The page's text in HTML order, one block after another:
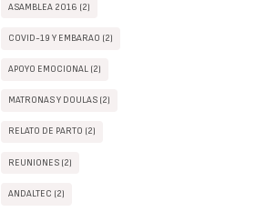
ASAMBLEA 2016 (2)
COVID-19 Y EMBARAO (2)
APOYO EMOCIONAL (2)
MATRONAS Y DOULAS (2)
RELATO DE PARTO (2)
REUNIONES (2)
ANDALTEC (2)